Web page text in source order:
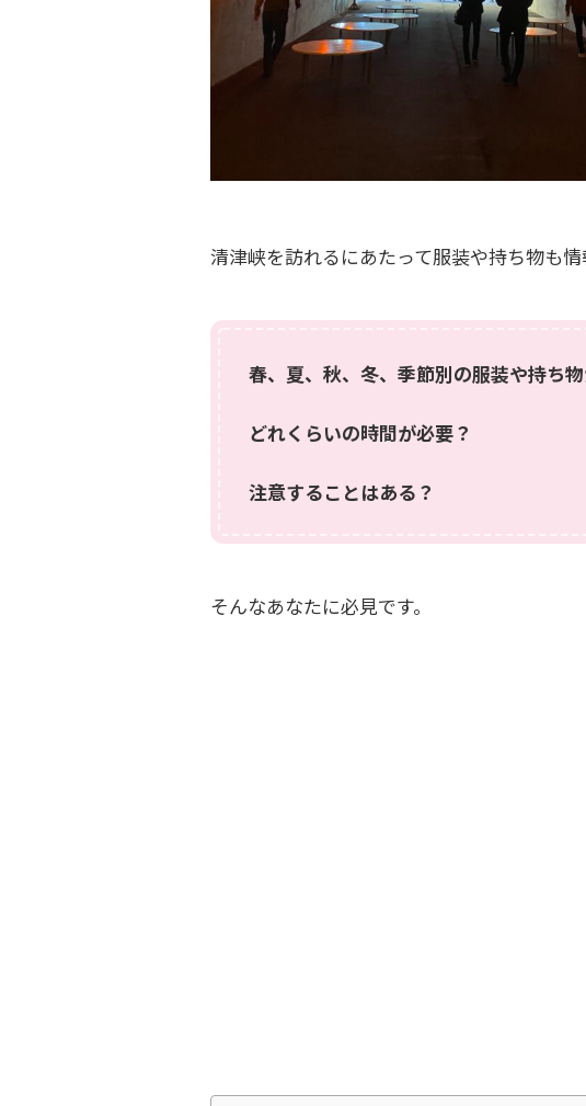
清津峡を訪れるにあたって服装や持ち物も情
春、夏、秋、冬、季節別の服装や持ち物
どれくらいの時間が必要？
注意することはある？
そんなあなたに必見です。